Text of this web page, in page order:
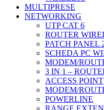
MULTIPRESE
NETWORKING
UTP CAT 6
ROUTER
PATCH PANEL
SCHEDA PC
MODEM/
3 IN 1 –
ACCESS POINT
MODEM/
POWERLINE